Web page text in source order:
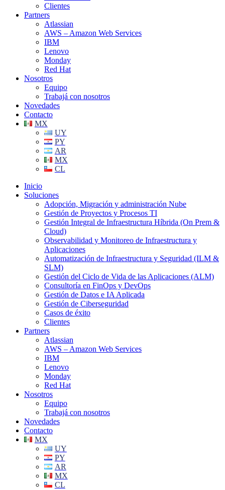
Clientes
Partners
Atlassian
AWS – Amazon Web Services
IBM
Lenovo
Monday
Red Hat
Nosotros
Equipo
Trabajá con nosotros
Novedades
Contacto
MX
UY
PY
AR
MX
CL
Inicio
Soluciones
Adopción, Migración y administración Nube
Gestión de Proyectos y Procesos TI
Gestión Integral de Infraestructura Híbrida (On Prem &
Cloud)
Observabilidad y Monitoreo de Infraestructura y
Aplicaciones
Automatización de Infraestructura y Seguridad (ILM &
SLM)
Gestión del Ciclo de Vida de las Aplicaciones (ALM)
Consultoría en FinOps y DevOps
Gestión de Datos e IA Aplicada
Gestión de Ciberseguridad
Casos de éxito
Clientes
Partners
Atlassian
AWS – Amazon Web Services
IBM
Lenovo
Monday
Red Hat
Nosotros
Equipo
Trabajá con nosotros
Novedades
Contacto
MX
UY
PY
AR
MX
CL